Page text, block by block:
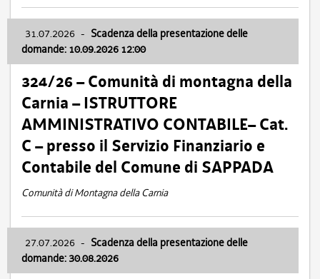
31.07.2026 - Scadenza della presentazione delle
domande: 10.09.2026 12:00
324/26 – Comunità di montagna della
Carnia – ISTRUTTORE
AMMINISTRATIVO CONTABILE– Cat.
C – presso il Servizio Finanziario e
Contabile del Comune di SAPPADA
Comunità di Montagna della Carnia
27.07.2026 - Scadenza della presentazione delle
domande: 30.08.2026